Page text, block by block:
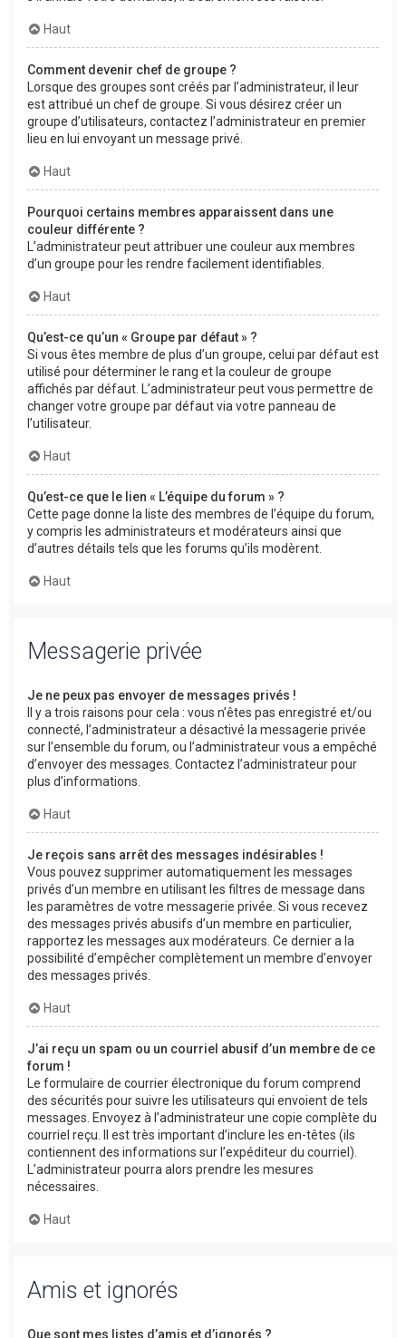
Haut
Comment devenir chef de groupe ?
Lorsque des groupes sont créés par l’administrateur, il leur
est attribué un chef de groupe. Si vous désirez créer un
groupe d’utilisateurs, contactez l’administrateur en premier
lieu en lui envoyant un message privé.
Haut
Pourquoi certains membres apparaissent dans une
couleur différente ?
L’administrateur peut attribuer une couleur aux membres
d’un groupe pour les rendre facilement identifiables.
Haut
Qu’est-ce qu’un « Groupe par défaut » ?
Si vous êtes membre de plus d’un groupe, celui par défaut est
utilisé pour déterminer le rang et la couleur de groupe
affichés par défaut. L’administrateur peut vous permettre de
changer votre groupe par défaut via votre panneau de
l’utilisateur.
Haut
Qu’est-ce que le lien « L’équipe du forum » ?
Cette page donne la liste des membres de l’équipe du forum,
y compris les administrateurs et modérateurs ainsi que
d’autres détails tels que les forums qu’ils modèrent.
Haut
Messagerie privée
Je ne peux pas envoyer de messages privés !
Il y a trois raisons pour cela : vous n’êtes pas enregistré et/ou
connecté, l’administrateur a désactivé la messagerie privée
sur l’ensemble du forum, ou l’administrateur vous a empêché
d’envoyer des messages. Contactez l’administrateur pour
plus d’informations.
Haut
Je reçois sans arrêt des messages indésirables !
Vous pouvez supprimer automatiquement les messages
privés d’un membre en utilisant les filtres de message dans
les paramètres de votre messagerie privée. Si vous recevez
des messages privés abusifs d’un membre en particulier,
rapportez les messages aux modérateurs. Ce dernier a la
possibilité d’empêcher complètement un membre d’envoyer
des messages privés.
Haut
J’ai reçu un spam ou un courriel abusif d’un membre de ce
forum !
Le formulaire de courrier électronique du forum comprend
des sécurités pour suivre les utilisateurs qui envoient de tels
messages. Envoyez à l’administrateur une copie complète du
courriel reçu. Il est très important d’inclure les en-têtes (ils
contiennent des informations sur l’expéditeur du courriel).
L’administrateur pourra alors prendre les mesures
nécessaires.
Haut
Amis et ignorés
Que sont mes listes d’amis et d’ignorés ?